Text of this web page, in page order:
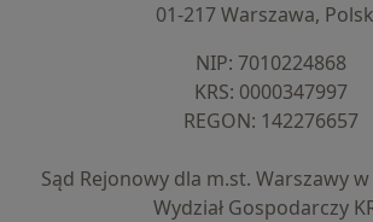
01-217 Warszawa,
NIP: ⁠7010224868
KRS: ⁠0000347997
REGON: ⁠142276657
Sąd Rejonowy dla m.st. Warszawy
Wydział Gospodarczy